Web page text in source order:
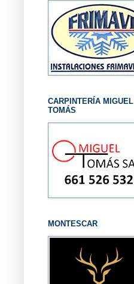
CARPINTERÍA MIGUEL
TOMÁS
MONTESCAR